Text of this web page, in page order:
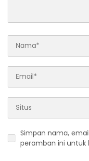
Simpan nama,
peramban ini untuk